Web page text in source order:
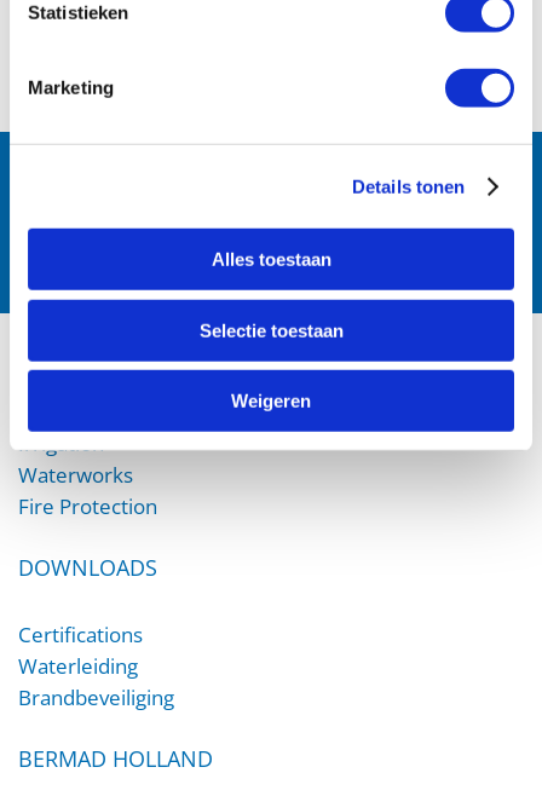
Statistieken
Marketing
Details tonen
Alles toestaan
Selectie toestaan
Weigeren
PRODUCTS
Irrigation
Waterworks
Fire Protection
DOWNLOADS
Certifications
Waterleiding
Brandbeveiliging
BERMAD HOLLAND